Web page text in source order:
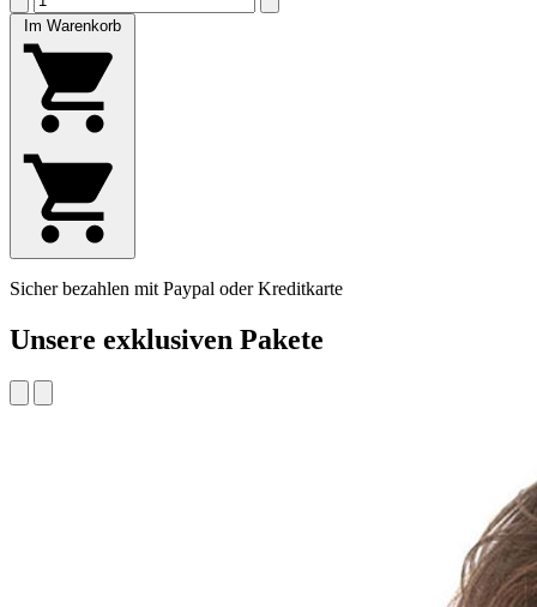
Im Warenkorb
Sicher bezahlen mit Paypal oder Kreditkarte
Unsere exklusiven Pakete